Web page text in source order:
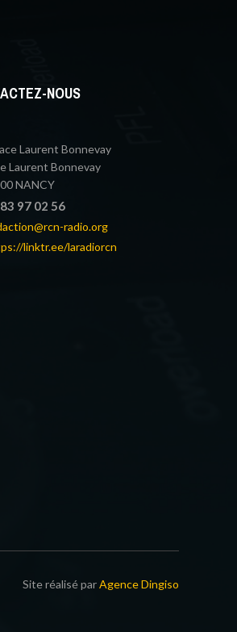
NOUS
Laurent Bonnevay
Laurent Bonnevay
NANCY
97 02 56
radio.org
linktr.ee/laradiorcn
Site réalisé parAgence Dingiso